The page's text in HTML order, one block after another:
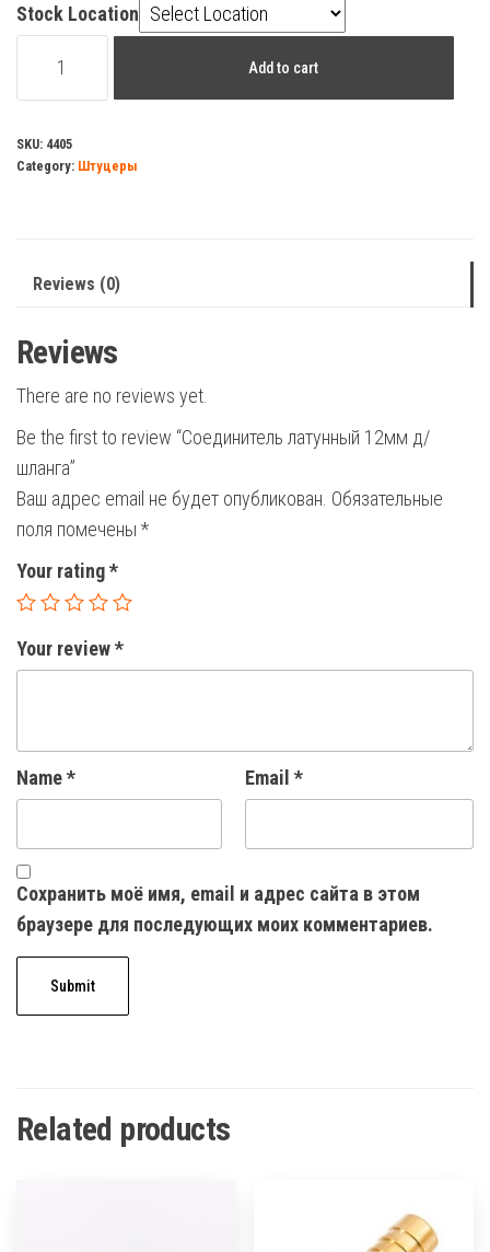
Stock Location
латунный
д/
шланга
Add to cart
SKU: 4405
Category: Штуцеры
Reviews (0)
Reviews
There are no reviews yet.
Be the first to review “Соединитель латунный 12мм д/
шланга”
Ваш адрес email не будет опубликован. Обязательные
поля помечены *
Your rating*
Your review*
Name* Email *
Сохранить моё имя, email и адрес сайта в этом
браузере для последующих моих комментариев.
Related products